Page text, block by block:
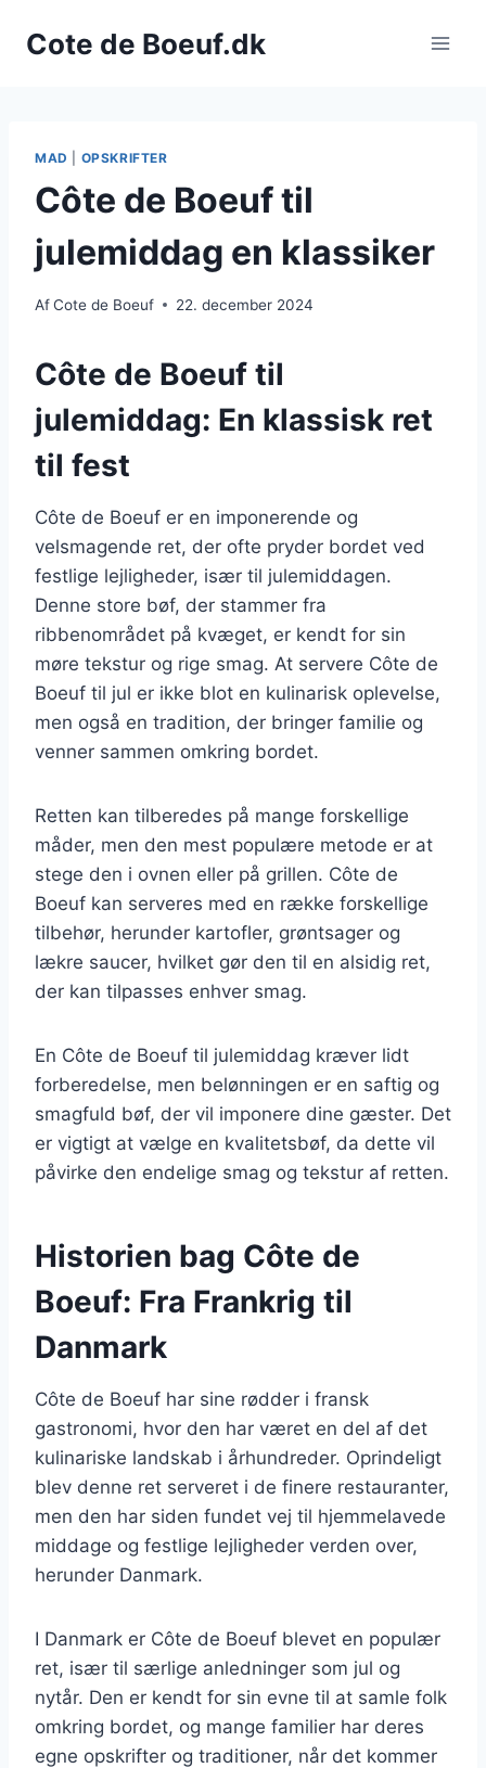
Cote de Boeuf.dk
MAD OPSKRIFTER
Côte de Boeuf til
julemiddag en klassiker
AfCote de Boeuf 22. december 2024
Côte de Boeuf til
julemiddag: En klassisk ret
til fest
Côte de Boeuf er en imponerende og
velsmagende ret, der ofte pryder bordet ved
festlige lejligheder, især til julemiddagen.
Denne store bøf, der stammer fra
ribbenområdet på kvæget, er kendt for sin
møre tekstur og rige smag. At servere Côte de
Boeuf til jul er ikke blot en kulinarisk oplevelse,
men også en tradition, der bringer familie og
venner sammen omkring bordet.
Retten kan tilberedes på mange forskellige
måder, men den mest populære metode er at
stege den i ovnen eller på grillen. Côte de
Boeuf kan serveres med en række forskellige
tilbehør, herunder kartofler, grøntsager og
lækre saucer, hvilket gør den til en alsidig ret,
der kan tilpasses enhver smag.
En Côte de Boeuf til julemiddag kræver lidt
forberedelse, men belønningen er en saftig og
smagfuld bøf, der vil imponere dine gæster. Det
er vigtigt at vælge en kvalitetsbøf, da dette vil
påvirke den endelige smag og tekstur af retten.
Historien bag Côte de
Boeuf: Fra Frankrig til
Danmark
Côte de Boeuf har sine rødder i fransk
gastronomi, hvor den har været en del af det
kulinariske landskab i århundreder. Oprindeligt
blev denne ret serveret i de finere restauranter,
men den har siden fundet vej til hjemmelavede
middage og festlige lejligheder verden over,
herunder Danmark.
I Danmark er Côte de Boeuf blevet en populær
ret, især til særlige anledninger som jul og
nytår. Den er kendt for sin evne til at samle folk
omkring bordet, og mange familier har deres
egne opskrifter og traditioner, når det kommer